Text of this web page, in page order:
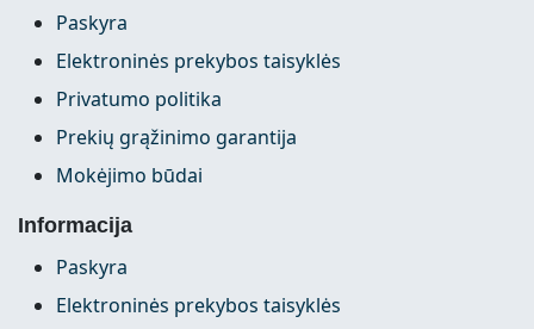
Paskyra
Elektroninės prekybos taisyklės
Privatumo politika
Prekių grąžinimo garantija
Mokėjimo būdai
Informacija
Paskyra
Elektroninės prekybos taisyklės